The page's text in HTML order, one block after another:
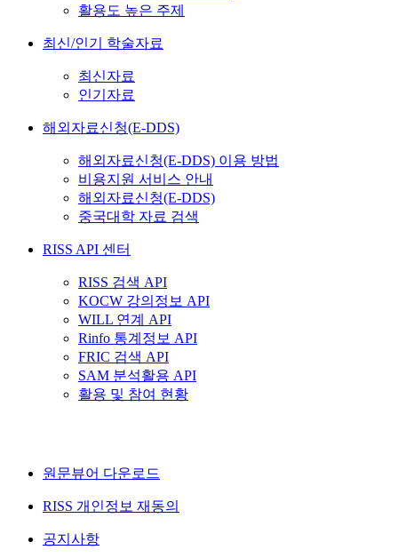
활용도 높은 주제
최신/인기 학술자료
최신자료
인기자료
해외자료신청(E-DDS)
해외자료신청(E-DDS) 이용 방법
비용지원 서비스 안내
해외자료신청(E-DDS)
중국대학 자료 검색
RISS API 센터
RISS 검색 API
KOCW 강의정보 API
WILL 연계 API
Rinfo 통계정보 API
FRIC 검색 API
SAM 분석활용 API
활용 및 참여 현황
원문뷰어 다운로드
RISS 개인정보 재동의
공지사항